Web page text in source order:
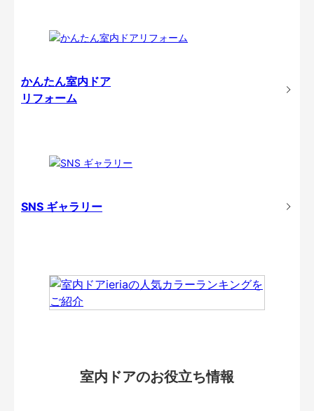
かんたん室内ドア
リフォーム
SNS ギャラリー
室内ドアのお役立ち情報